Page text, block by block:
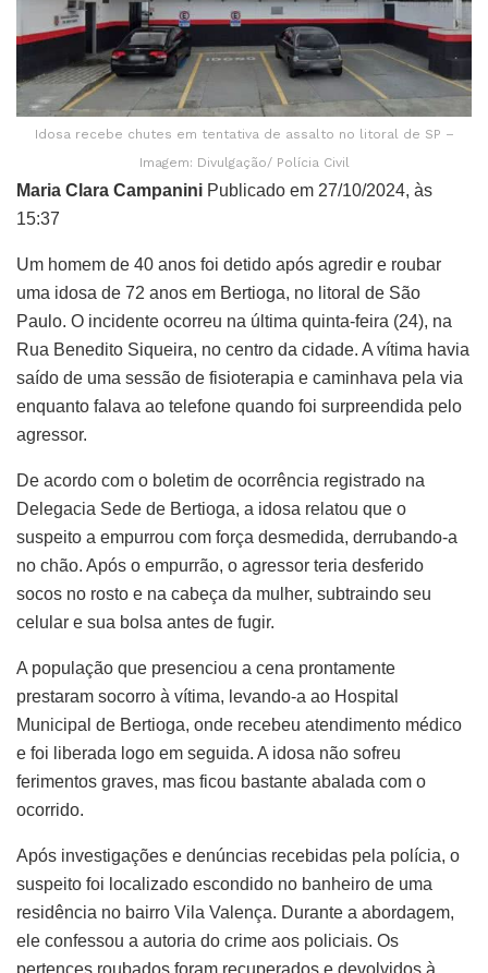
Idosa recebe chutes em tentativa de assalto no litoral de SP –
Imagem: Divulgação/ Polícia Civil
Maria Clara Campanini Publicado em 27/10/2024, às
15:37
Um homem de 40 anos foi detido após agredir e roubar
uma idosa de 72 anos em Bertioga, no litoral de São
Paulo. O incidente ocorreu na última quinta-feira (24), na
Rua Benedito Siqueira, no centro da cidade. A vítima havia
saído de uma sessão de fisioterapia e caminhava pela via
enquanto falava ao telefone quando foi surpreendida pelo
agressor.
De acordo com o boletim de ocorrência registrado na
Delegacia Sede de Bertioga, a idosa relatou que o
suspeito a empurrou com força desmedida, derrubando-a
no chão. Após o empurrão, o agressor teria desferido
socos no rosto e na cabeça da mulher, subtraindo seu
celular e sua bolsa antes de fugir.
A população que presenciou a cena prontamente
prestaram socorro à vítima, levando-a ao Hospital
Municipal de Bertioga, onde recebeu atendimento médico
e foi liberada logo em seguida. A idosa não sofreu
ferimentos graves, mas ficou bastante abalada com o
ocorrido.
Após investigações e denúncias recebidas pela polícia, o
suspeito foi localizado escondido no banheiro de uma
residência no bairro Vila Valença. Durante a abordagem,
ele confessou a autoria do crime aos policiais. Os